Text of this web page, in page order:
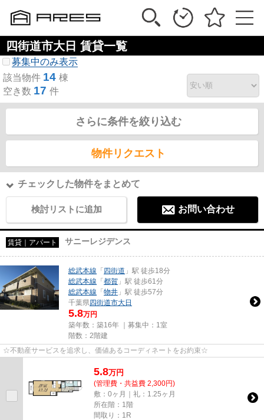
四街道市大日 賃貸一覧
募集中のみ表示
該当物件 14 棟
空き数 17 件
さらに条件を絞り込む
物件リクエスト
チェックした物件をまとめて
検討リストに追加 お問い合わせ
賃貸｜アパート サニーレジデンス
総武本線 「四街道 」駅 徒歩18分
総武本線 「都賀 」駅 徒歩61分
総武本線 「物井 」駅 徒歩57分
千葉県四街道市大日
5.8万円
築年数：築16年 ｜募集中： 1室
階数：2階建
☆不動産サービスを追求し、価値あるコーディネートをお約束☆
5.8万円
(管理費・共益費 2,300円)
敷：0ヶ月｜礼：1.25ヶ月
所在階：1階
間取り：1R